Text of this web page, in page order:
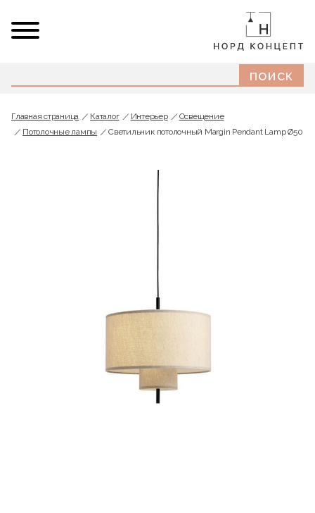
Главная страница Каталог Интерьер
Освещение
Потолочные лампы
Светильник потолочный Margin Pendant Lamp Ø50